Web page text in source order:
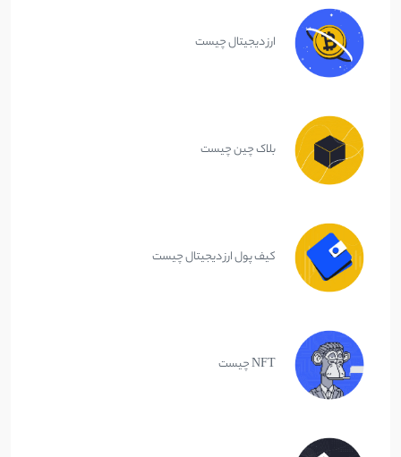
ارز دیجیتال چیست
بلاک چین چیست
کیف پول ارز دیجیتال چیست
NFT چیست